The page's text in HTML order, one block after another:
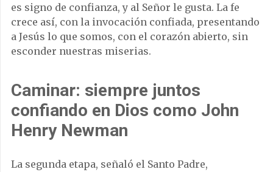
es signo de confianza, y al Señor le gusta. La fe
crece así, con la invocación confiada, presentando
a Jesús lo que somos, con el corazón abierto, sin
esconder nuestras miserias.
Caminar: siempre juntos
confiando en Dios como John
Henry Newman
La segunda etapa, señaló el Santo Padre,